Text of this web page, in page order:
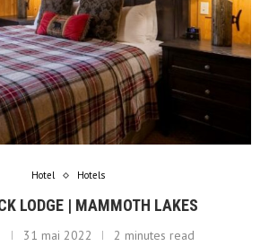
Hotel Hotels
LODGE | MAMMOTH LAKES
31 mai 2022 2 minutes read